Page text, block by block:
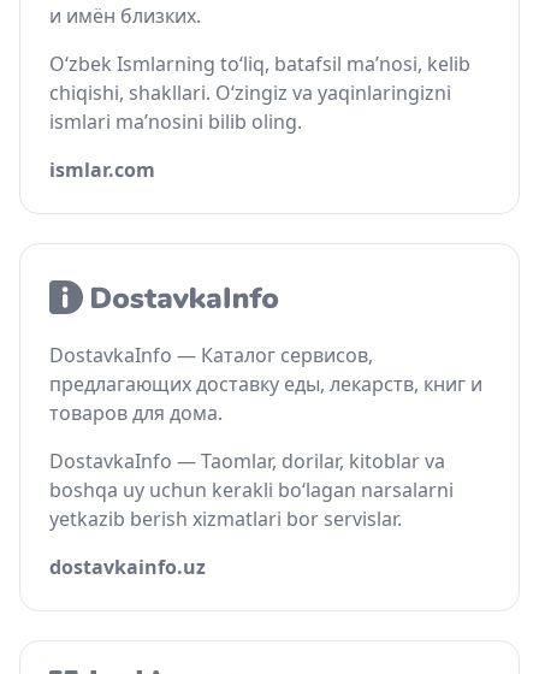
и имён близких.
O‘zbek Ismlarning to‘liq, batafsil ma’nosi, kelib
chiqishi, shakllari. O‘zingiz va yaqinlaringizni
ismlari ma’nosini bilib oling.
ismlar.com
DostavkaInfo — Каталог сервисов,
предлагающих доставку еды, лекарств, книг и
товаров для дома.
DostavkaInfo — Taomlar, dorilar, kitoblar va
boshqa uy uchun kerakli bo‘lagan narsalarni
yetkazib berish xizmatlari bor servislar.
dostavkainfo.uz